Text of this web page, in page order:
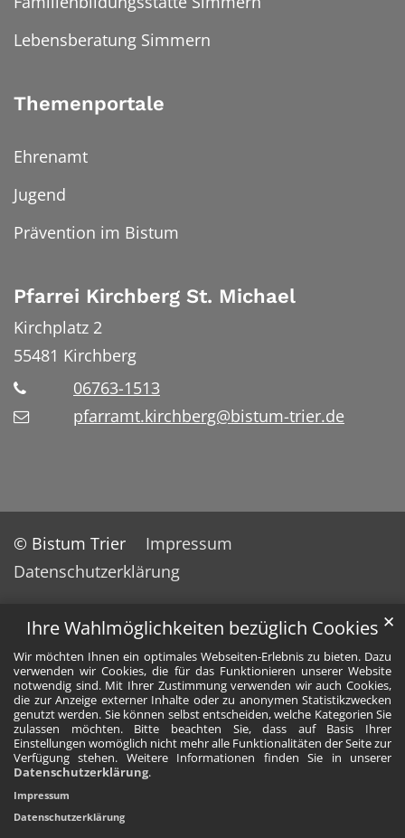
Ihre Wahlmöglichkeiten bezüglich Cookies
Wir möchten Ihnen ein optimales Webseiten-Erlebnis zu bieten. Dazu
verwenden wir Cookies, die für das Funktionieren unserer Website
notwendig sind. Mit Ihrer Zustimmung verwenden wir auch Cookies,
die zur Anzeige externer Inhalte oder zu anonymen Statistikzwecken
genutzt werden. Sie können selbst entscheiden, welche Kategorien Sie
zulassen möchten. Bitte beachten Sie, dass auf Basis Ihrer
Einstellungen womöglich nicht mehr alle Funktionalitäten der Seite zur
Verfügung stehen. Weitere Informationen finden Sie in unserer
Datenschutzerklärung.
✕
Impressum
Datenschutzerklärung
Lebensberatung Simmern
Themenportale
Ehrenamt
Jugend
Prävention im Bistum
Pfarrei Kirchberg St. Michael
Kirchplatz 2
55481 Kirchberg
06763-1513
pfarramt.kirchberg@bistum-trier.de
© Bistum Trier
Impressum
Datenschutzerklärung